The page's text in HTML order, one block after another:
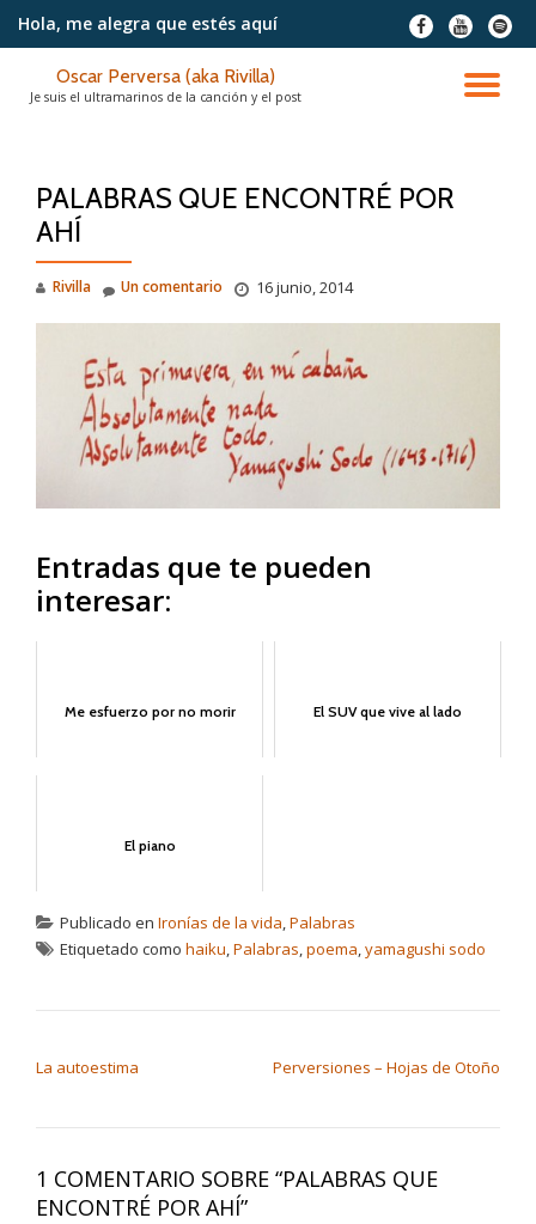
contenido
Hola, me alegra que estés aquí
fa-
facebook
fa-
youtube
fa-
spotify
Oscar Perversa (aka Rivilla)
Je suis el ultramarinos de la canción y el post
PALABRAS QUE ENCONTRÉ POR
AHÍ
Rivilla 16 junio, 2014
Un comentario
Entradas que te pueden
interesar:
Me esfuerzo por no morir El SUV que vive al lado
El piano
Publicado en Ironías de la vida,Palabras
Etiquetado como haiku,Palabras,poema,yamagushi sodo
La autoestima Perversiones – Hojas de Otoño
1 COMENTARIO SOBRE “PALABRAS QUE
ENCONTRÉ POR AHÍ”